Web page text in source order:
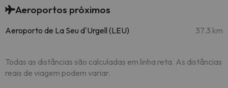
Aeroportos próximos
Aeroporto de La Seu d'Urgell (LEU) 37.3 km
Todas as distâncias são calculadas em linha reta. As distâncias
reais de viagem podem variar.